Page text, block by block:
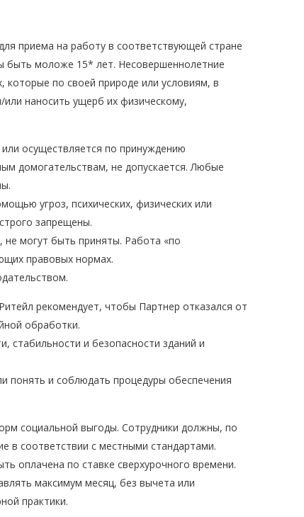
приема на работу в соответствующей стране
быть моложе 15* лет. Несовершеннолетние
которые по своей природе или условиям, в
наносить ущерб их физическому,
осуществляется по принуждению
домогательствам, не допускается. Любые
угроз, психических, физических или
запрещены.
не могут быть приняты. Работа «по
правовых нормах.
рекомендует, чтобы Партнер отказался от
обработки.
и безопасности зданий и
понять и соблюдать процедуры обеспечения
социальной выгоды. Сотрудники должны, по
в соответствии с местными стандартами.
оплачена по ставке сверхурочного времени.
максимум месяц, без вычета или
практики.